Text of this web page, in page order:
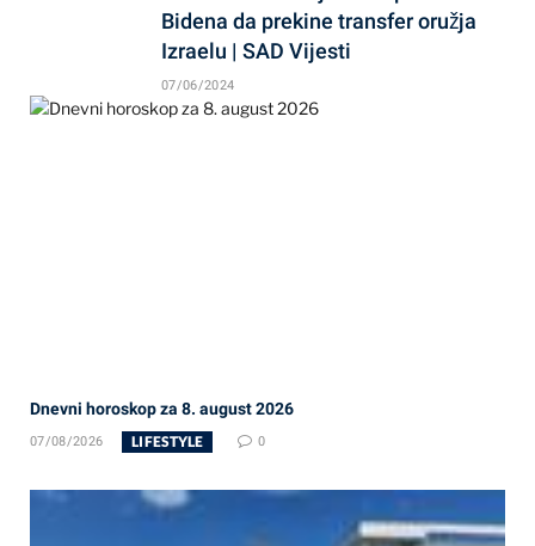
Bidena da prekine transfer oružja
Izraelu | SAD Vijesti
07/06/2024
Dnevni horoskop za 8. august 2026
07/08/2026 LIFESTYLE 0